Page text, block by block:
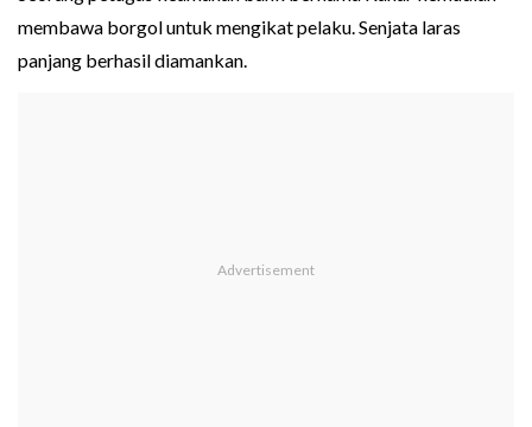
membawa borgol untuk mengikat pelaku. Senjata laras
panjang berhasil diamankan.